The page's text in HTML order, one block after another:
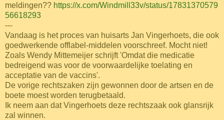
meldingen?? https://x.com/Windmill33v/status/17831370579
56618293
---
Vandaag is het proces van huisarts Jan Vingerhoets, die ook
goedwerkende offlabel-middelen voorschreef. Mocht niet!
Zoals Wendy Mittemeijer schrijft 'Omdat die medicatie
bedreigend was voor de voorwaardelijke toelating en
acceptatie van de vaccins'.
De vorige rechtszaken zijn gewonnen door de artsen en de
boete moest worden terugbetaald.
Ik neem aan dat Vingerhoets deze rechtszaak ook glansrijk
zal winnen.